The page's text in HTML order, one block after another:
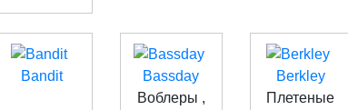
Bandit
Bassday
Воблеры ,
Berkley
Плетеные